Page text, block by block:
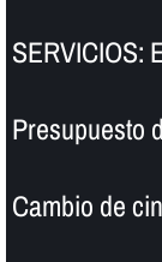
SERVICIOS:
Presupuesto
Cambio de